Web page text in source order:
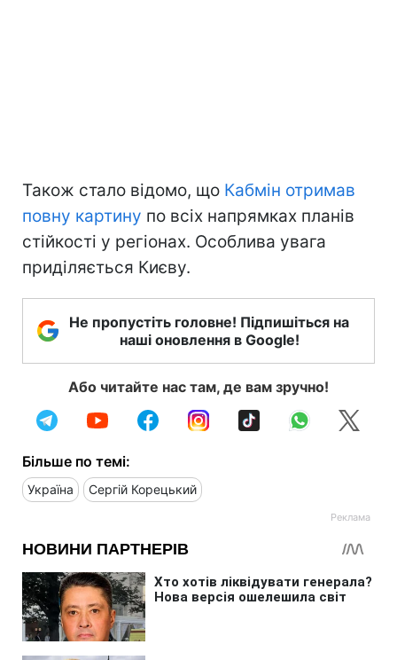
Також стало відомо, що Кабмін отримав
повну картину по всіх напрямках планів
стійкості у регіонах. Особлива увага
приділяється Києву.
Не пропустіть головне! Підпишіться на
наші оновлення в Google!
Або читайте нас там, де вам зручно!
Більше по темі:
Україна Сергій Корецький